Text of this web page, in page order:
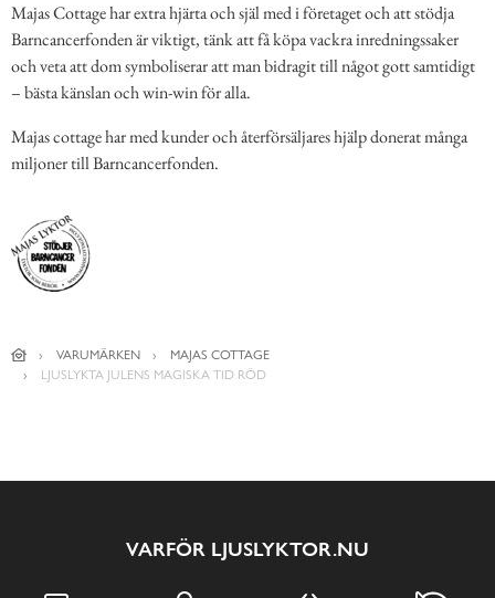
Majas Cottage har extra hjärta och själ med i företaget och att stödja
Barncancerfonden är viktigt, tänk att få köpa vackra inredningssaker
och veta att dom symboliserar att man bidragit till något gott samtidigt
– bästa känslan och win-win för alla.
Majas cottage har med kunder och återförsäljares hjälp donerat många
miljoner till Barncancerfonden.
VARUMÄRKEN
MAJAS COTTAGE
LJUSLYKTA JULENS MAGISKA TID RÖD
VARFÖR LJUSLYKTOR.NU